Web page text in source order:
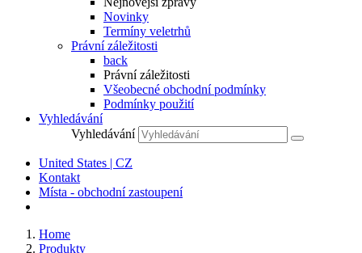
Novinky
Termíny veletrhů
Právní záležitosti
back
Právní záležitosti
Všeobecné obchodní podmínky
Podmínky použití
Vyhledávání
Vyhledávání
United States | CZ
Kontakt
Místa - obchodní zastoupení
Home
Produkty